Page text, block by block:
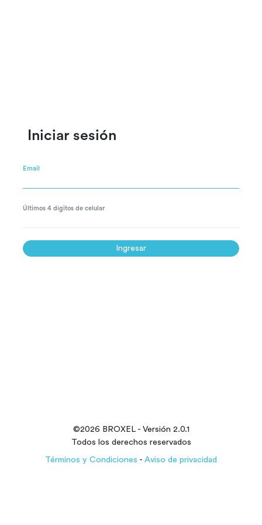
Te damos la
Iniciar sesión
Email
Últimos 4 dígitos de celular
Ingresar
©2026 BROXEL - Versión 2.0.1
Todos los derechos reservados
Términos y Condiciones - Aviso de privacidad